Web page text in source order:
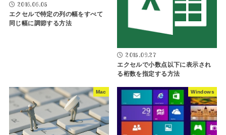
2016.06.05
エクセルで特定の列の幅をすべて
同じ幅に調節する方法
2015.09.27
エクセルで小数点以下に表示され
る桁数を指定する方法
Mac Windows